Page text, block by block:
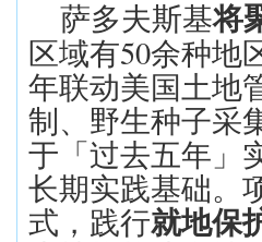
萨多夫斯基将
区域有50余种地
年联动美国土地
制、野生种子采
于「过去五年」
长期实践基础。
式，践行就地保